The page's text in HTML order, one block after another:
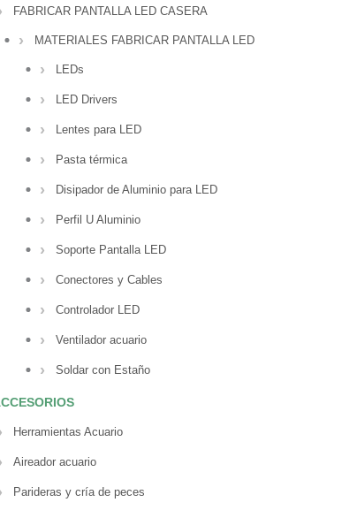
FABRICAR PANTALLA LED CASERA
MATERIALES FABRICAR PANTALLA LED
LEDs
LED Drivers
Lentes para LED
Pasta térmica
Disipador de Aluminio para LED
Perfil U Aluminio
Soporte Pantalla LED
Conectores y Cables
Controlador LED
Ventilador acuario
Soldar con Estaño
Herramientas Acuario
Aireador acuario
Parideras y cría de peces